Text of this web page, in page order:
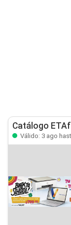
Catálogo
Válido: 3 ago